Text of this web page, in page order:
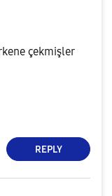
çekmişler
REPLY